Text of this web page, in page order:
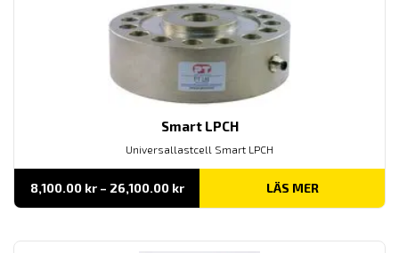
Smart LPCH
Universallastcell Smart LPCH
8,100.00 kr – 26,100.00 krPrisintervall:
till
LÄS MER